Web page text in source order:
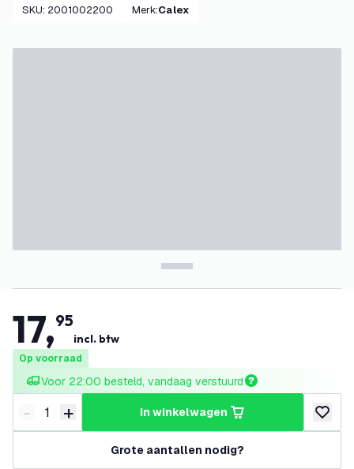
SKU: 2001002200 Merk: Calex
17,95
incl. btw
Op voorraad
Voor 22:00 besteld, vandaag verstuurd
Verminder hoeveelheid
- Verhoog hoeveelheid
+ in winkelwagen
Grote aantallen nodig?